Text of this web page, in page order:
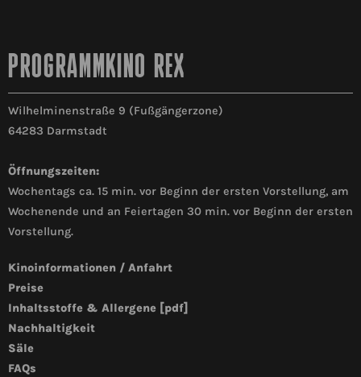
PROGRAMMKINO REX
Wilhelminenstraße 9 (Fußgängerzone)
64283 Darmstadt
Öffnungszeiten:
Wochentags ca. 15 min. vor Beginn der ersten Vorstellung, am
Wochenende und an Feiertagen 30 min. vor Beginn der ersten
Vorstellung.
Kinoinformationen / Anfahrt
Preise
Inhaltsstoffe & Allergene [pdf]
Nachhaltigkeit
Säle
FAQs